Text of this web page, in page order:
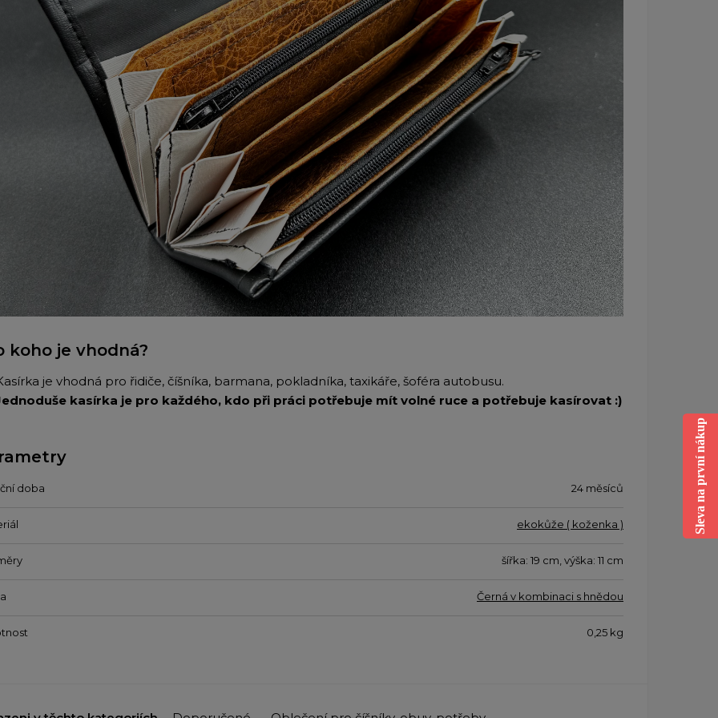
koho je vhodná?
je vhodná pro řidiče, číšníka, barmana, pokladníka, taxikáře, šoféra autobusu.
kasírka je pro každého, kdo při práci potřebuje mít volné ruce a potřebuje kasírovat :)
doba 24 měsíců
ekokůže ( koženka )
šířka: 19 cm, výška: 11 cm
Černá v kombinaci s hnědou
0,25 kg
Sleva na první nákup